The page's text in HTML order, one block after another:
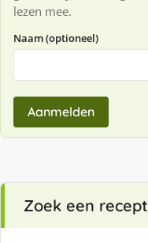
lezen mee.
Naam (optioneel)
Aanmelden
Zoek een recept